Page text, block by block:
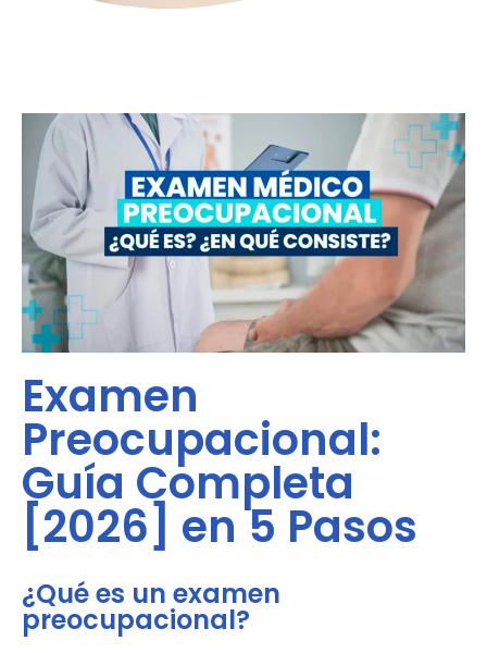
Examen
Preocupacional:
Guía Completa
[2026] en 5 Pasos
¿Qué es un examen
preocupacional?